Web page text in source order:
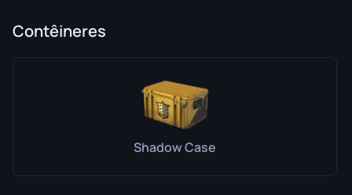
Contêineres
Shadow Case